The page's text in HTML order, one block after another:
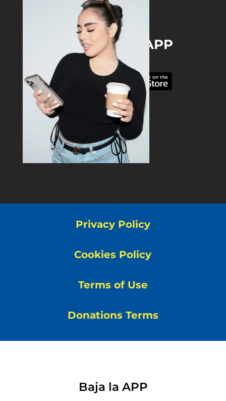
DOWNLOAD THE APP
Privacy Policy
Cookies Policy
Terms of Use
Donations Terms
Baja la APP